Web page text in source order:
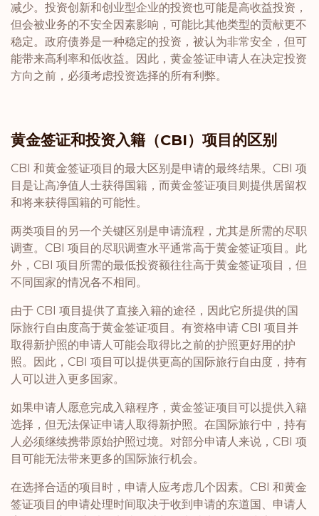
减少。投资创新和创业型企业的投资也可能是高收益投资，
但会被业务的不安全因素影响，可能比其他类型的贡献更不
稳定。政府债券是一种稳定的投资，被认为非常安全，但可
能带来高利率和低收益。因此，黄金签证申请人在决定投资
方向之前，必须考虑投资选择的所有利弊。
黄金签证和投资入籍（CBI）项目的区别
CBI 和黄金签证项目的最大区别是申请的最终结果。CBI 项
目是让高净值人士获得国籍，而黄金签证项目则提供居留权
和将来获得国籍的可能性。
两类项目的另一个关键区别是申请流程，尤其是所需的尽职
调查。CBI 项目的尽职调查水平通常高于黄金签证项目。此
外，CBI 项目所需的最低投资额往往高于黄金签证项目，但
不同国家的情况各不相同。
由于 CBI 项目提供了直接入籍的途径，因此它所提供的国
际旅行自由度高于黄金签证项目。有资格申请 CBI 项目并
取得新护照的申请人可能会取得比之前的护照更好用的护
照。因此，CBI 项目可以提供更高的国际旅行自由度，持有
人可以进入更多国家。
如果申请人愿意完成入籍程序，黄金签证项目可以提供入籍
选择，但无法保证申请人取得新护照。在国际旅行中，持有
人必须继续携带原始护照过境。对部分申请人来说，CBI 项
目可能无法带来更多的国际旅行机会。
在选择合适的项目时，申请人应考虑几个因素。CBI 和黄金
签证项目的申请处理时间取决于收到申请的东道国、申请人